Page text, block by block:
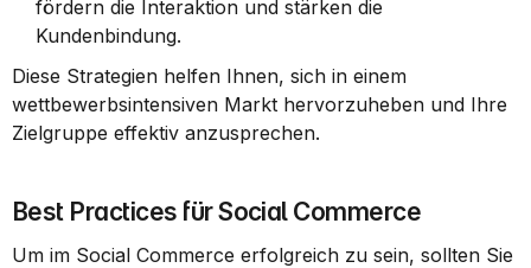
fördern die Interaktion und stärken die
Kundenbindung.
Diese Strategien helfen Ihnen, sich in einem
wettbewerbsintensiven Markt hervorzuheben und Ihre
Zielgruppe effektiv anzusprechen.
Best Practices für Social Commerce
Um im Social Commerce erfolgreich zu sein, sollten Sie